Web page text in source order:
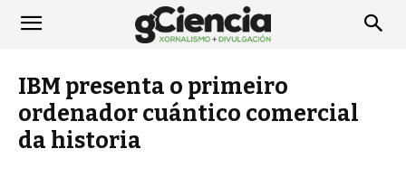
IBM presenta o primeiro
ordenador cuántico comercial
da historia